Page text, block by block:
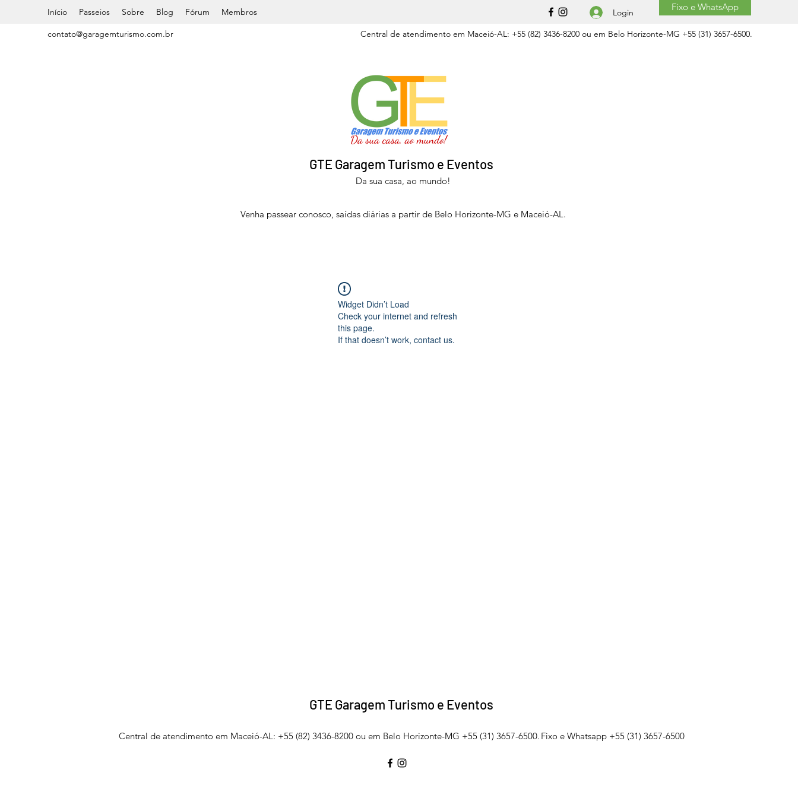
Início Passeios Sobre Blog Fórum Membros Login Fixo e WhatsApp
contato@garagemturismo.com.br Central de atendimento em Maceió-AL: +55 (82) 3436-8200 ou em Belo Horizonte-MG +55 (31) 3657-6500.
GTE Garagem Turismo e Eventos
Da sua casa, ao mundo!
Venha passear conosco, saídas diárias a partir de Belo Horizonte-MG e Maceió-AL.
Widget Didn’t Load
Check your internet and refresh
this page.
If that doesn’t work, contact us.
GTE Garagem Turismo e Eventos
Central de atendimento em Maceió-AL: +55 (82) 3436-8200 ou em Belo Horizonte-MG +55 (31) 3657-6500. Fixo e Whatsapp +55 (31) 3657-6500